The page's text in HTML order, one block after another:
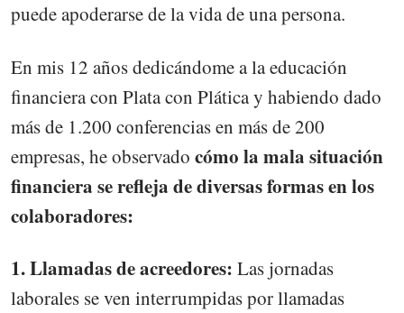
puede apoderarse de la vida de una persona.
En mis 12 años dedicándome a la educación
financiera con Plata con Plática y habiendo dado
más de 1.200 conferencias en más de 200
empresas, he observado cómo la mala situación
financiera se refleja de diversas formas en los
colaboradores:
1. Llamadas de acreedores: Las jornadas
laborales se ven interrumpidas por llamadas